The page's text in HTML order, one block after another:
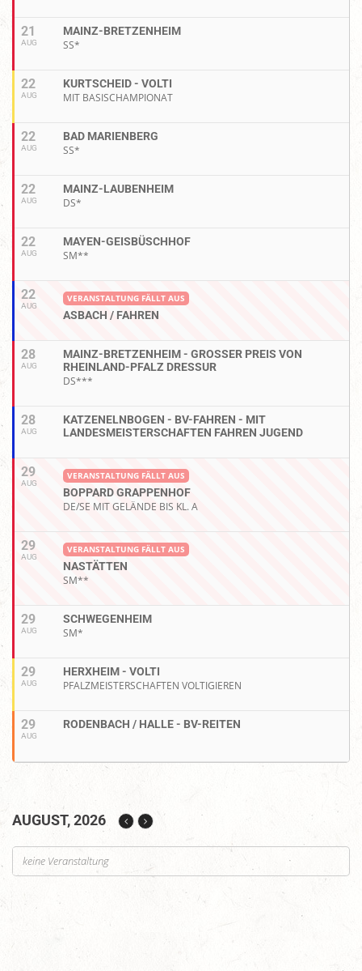
21
AUG
MAINZ-BRETZENHEIM
SS*
22
AUG
KURTSCHEID - VOLTI
MIT BASISCHAMPIONAT
22
AUG
BAD MARIENBERG
SS*
22
AUG
MAINZ-LAUBENHEIM
DS*
22
AUG
MAYEN-GEISBÜSCHHOF
SM**
22
AUG
VERANSTALTUNG FÄLLT AUS
ASBACH / FAHREN
28
AUG
MAINZ-BRETZENHEIM - GROSSER PREIS VON R
HEINLAND-PFALZ DRESSUR
DS***
28
AUG
KATZENELNBOGEN - BV-FAHREN - MIT
LANDESMEISTERSCHAFTEN FAHREN JUGEND
29
AUG
VERANSTALTUNG FÄLLT AUS
BOPPARD GRAPPENHOF
DE/SE MIT GELÄNDE BIS KL. A
29
AUG
VERANSTALTUNG FÄLLT AUS
NASTÄTTEN
SM**
29
AUG
SCHWEGENHEIM
SM*
29
AUG
HERXHEIM - VOLTI
PFALZMEISTERSCHAFTEN VOLTIGIEREN
29
AUG
RODENBACH / HALLE - BV-REITEN
AUGUST, 2026
keine Veranstaltung